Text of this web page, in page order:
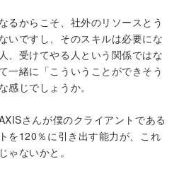
るからこそ、社外のリソースとう
いですし、そのスキルは必要にな
、受けてやる人という関係ではな
一緒に「こういうことができそう
感じでしょうか。
さんが僕のクライアントである
を120％に引き出す能力が、これ
ゃないかと。